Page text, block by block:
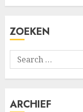
ZOEKEN
Search
for:
ARCHIEF